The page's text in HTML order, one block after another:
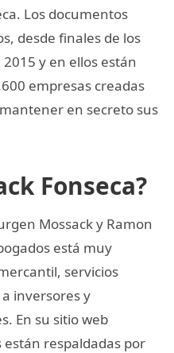
Los documentos
desde finales de los
y en ellos están
empresas creadas
en secreto sus
Fonseca?
Mossack y Ramon
está muy
servicios
inversores y
En su sitio web
respaldadas por